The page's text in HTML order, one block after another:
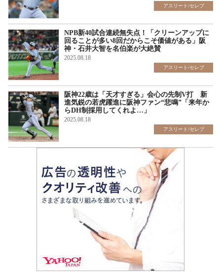
アスリート/セレブ
NPB新40試合連続無失点！「クリーンアップに
回ることが多い8回だからこそ価値がある」阪
神・石井大智を名伯楽が大絶賛
2025.08.18
アスリート/セレブ
阪神22歳は「天才すぎる」会心の先制V打 新
進気鋭の若虎躍進に阪神ファン“悲鳴”「来年か
らDH制採用してくれよ…」
2025.08.18
アスリート/セレブ